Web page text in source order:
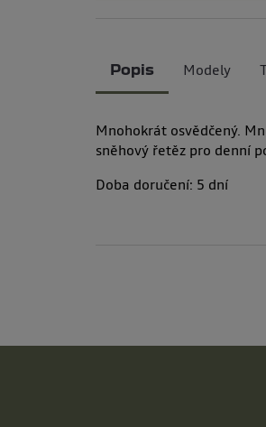
Popis Modely
Mnohokrát osvědčený.
sněhový řetěz pro denní
Doba doručení: 5 dní